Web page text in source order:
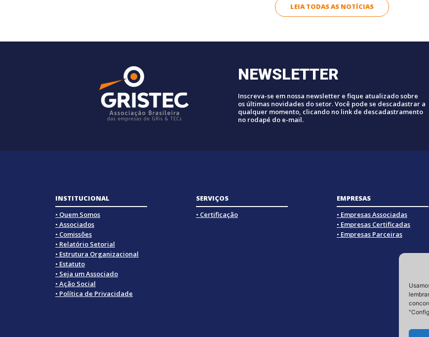
LEIA TODAS AS NOTÍCIAS
NEWSLETTER
Inscreva-se em nossa newsletter e fique atualizado sobre
os últimas novidades do setor. Você pode se descadastrar a
qualquer momento, clicando no link de descadastramento
no rodapé do e-mail.
INSTITUCIONAL
• Quem Somos
• Associados
• Comissões
• Relatório Setorial
• Estrutura Organizacional
• Estatuto
• Seja um Associado
• Ação Social
• Política de Privacidade
SERVIÇOS
• Certificação
EMPRESAS
• Empresas Associadas
• Empresas Certificadas
• Empresas Parceiras